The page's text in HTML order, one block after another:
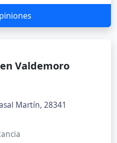
Valdemoro
Martín, 28341